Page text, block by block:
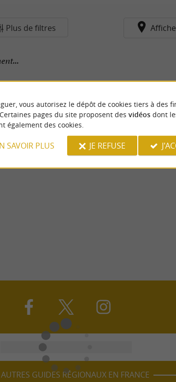
Plus de filtres
GUIDES RÉGIONAUX EN FRANCE
vous autorisez le dépôt de cookies tiers à des
pages du site proposent des vidéosdont
également des cookies.
SAVOIR PLUS JE REFUSE